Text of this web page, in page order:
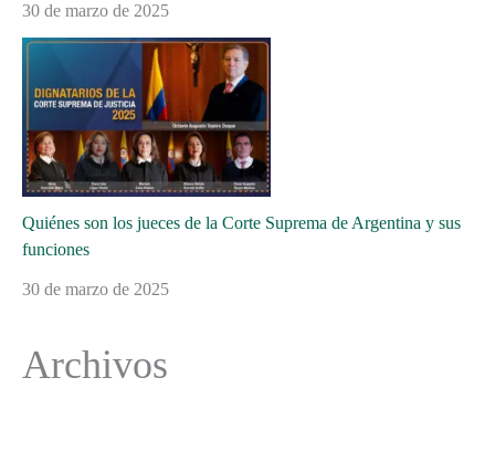
30 de marzo de 2025
Quiénes son los jueces de la Corte Suprema de Argentina y sus
funciones
30 de marzo de 2025
Archivos